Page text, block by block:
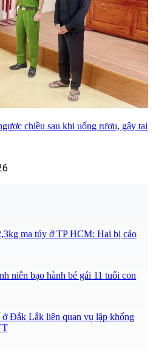
chiều sau khi uống rượu, gây tai
ma túy ở TP HCM: Hai bị cáo
niên bạo hành bé gái 11 tuổi con
Đắk Lắk liên quan vụ lập khống